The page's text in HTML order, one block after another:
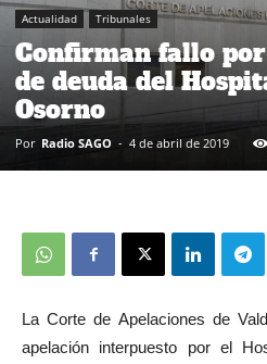
Actualidad Tribunales
Confirman fallo
de deuda del
Osorno
Por Radio SAGO - 4 de abril de 2019
La Corte de Apelaciones de
apelación interpuesto por el